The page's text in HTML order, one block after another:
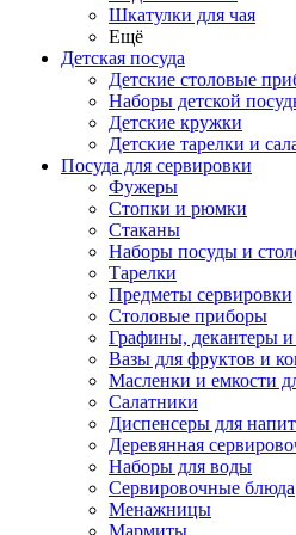
Шкатулки для чая
Ещё
Детская посуда
Детские столовые
Наборы детской
Детские кружки
Детские тарелки и
Посуда для сервировки
Фужеры
Стопки и рюмки
Стаканы
Наборы посуды и
Тарелки
Предметы сервировки
Столовые приборы
Графины, декантеры
Вазы для фруктов и
Масленки и емкости
Салатники
Диспенсеры для
Деревянная
Наборы для воды
Сервировочные блюда
Менажницы
Мармиты